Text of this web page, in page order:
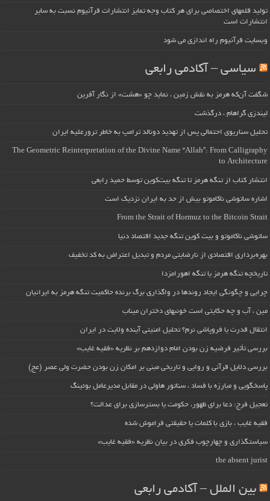
تولید قلمهای اختصاصی برای هر کتاب وجه تمایز انتشارات قرآنیوم نسبت به سایر
انتشارات است
وبسایت قرآنیوم راه اندازی می شود
سیاسی – آکادمی رابعی
شگفت آن‌که هرمز به نقش زمین ، نماید چو «هشت» از نگار آفرین
لیندزی گراهام ، درگذشت
تحلیل سناریوی احتمالی پس از تهدید دونالد ترامپ به خاطر ترورعلیه ایران
The Geometric Reinterpretation of the Divine Name “Allah”: From Calligraphy
to Architecture
انتشار کتاب از تنگه هرمز تا تنگه بیت‌کوین توسط حمید رابعی
اشاره ساتوشی ناکاموتو بیش از حد به ایران نزدیک است
From the Strait of Hormuz to the Bitcoin Strait
ساتوشی ناکاموتو و بیت کوین تنگه جدید اقتصاد دنیا
بهره‌برداری اقتصادی از نارضایتی مردم و تبدیل اعتراض به کد تخفیف
تاریخچه تنگه هرمز یا تنگه اهورامزدا
چرایی و چگونگی ایجاد روندها در واگذاری برگ برنده حاکمیت تنگه هرمز به ایرانیان
مین ، آب و چه حکایتی است خونبهای دختران میناب
انتقال قدرت یا فروپاشی نرم؟ تحلیل امنیتی آینده ولایت در ایران
بررسی تأثیر فرضیه زن بودن امام دوازدهم بر نظریه «فقیه غایب»
بررسی دلایل قرآنی و روایی و تاریخی مبنی بر امکان زن بودن حضرت ولی عصر (عج)
پاسخگویی و مبارزه با فساد ، سناتور هاولی در مقابل مدیرعامل بوئینگ
تعجیل فرج: دعا برای ظهور، حکومت یا بسترسازی برای عدالت؟
فقیه غایب ، بازی با کلمات یا حقیقتی فراموش شده
سیاستگذاری و چهارچوب فکری در بیان نظریه «فقیه غایب»
the absent jurist
بین الملل – آکادمی رابعی